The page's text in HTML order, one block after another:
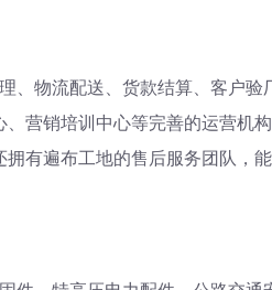
物流配送、货款结算、客户
营销培训中心等完善的运营
有遍布工地的售后服务团队，